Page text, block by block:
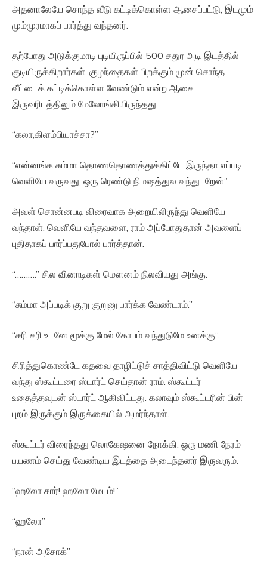
அதனாலேயே சொந்த வீடு கட்டிக்கொள்ள ஆசைப்பட்டு, இடமும்
மும்முரமாகப் பார்த்து வந்தனர்.
தற்போது அடுக்குமாடி புடியிருப்பில் 500 சதுர அடி இடத்தில்
குடியிருக்கிறார்கள். குழந்தைகள் பிறக்கும் முன் சொந்த
வீட்டைக் கட்டிக்கொள்ள வேண்டும் என்ற ஆசை
இருவரிடத்திலும் மேலோங்கியிருந்தது.
“கலா,கிளம்பியாச்சா?”
“என்னங்க சும்மா தொணதொணத்துக்கிட்டே இருந்தா எப்படி
வெளியே வருவது, ஒரு ரெண்டு நிமஷத்துல வந்துடறேன்”
அவள் சொன்னபடி விரைவாக அறையிலிருந்து வெளியே
வந்தாள். வெளியே வந்தவளை, ராம் அப்போதுதான் அவளைப்
புதிதாகப் பார்ப்பதுபோல் பார்த்தான்.
“……….” சில வினாடிகள் மௌனம் நிலவியது அங்கு.
“சும்மா அப்படிக் குறு குறுனு பார்க்க வேண்டாம்.”
“சரி சரி உடனே மூக்கு மேல் கோபம் வந்துடுமே உனக்கு”.
சிரித்துகொண்டே கதவை தாழிட்டுச் சாத்திவிட்டு வெளியே
வந்து ஸ்கூட்டரை ஸ்டார்ட் செய்தான் ராம். ஸ்கூட்டர்
உதைத்தவுடன் ஸ்டார்ட் ஆகிவிட்டது. கலாவும் ஸ்கூட்டரின் பின்
புறம் இருக்கும் இருக்கையில் அமர்ந்தாள்.
ஸ்கூட்டர் விரைந்தது லொகேஷனை நோக்கி. ஒரு மணி நேரம்
பயணம் செய்து வேண்டிய இடத்தை அடைந்தனர் இருவரும்.
“ஹலோ சார்! ஹலோ மேடம்!”
“ஹலோ”
“நான் அசோக்”